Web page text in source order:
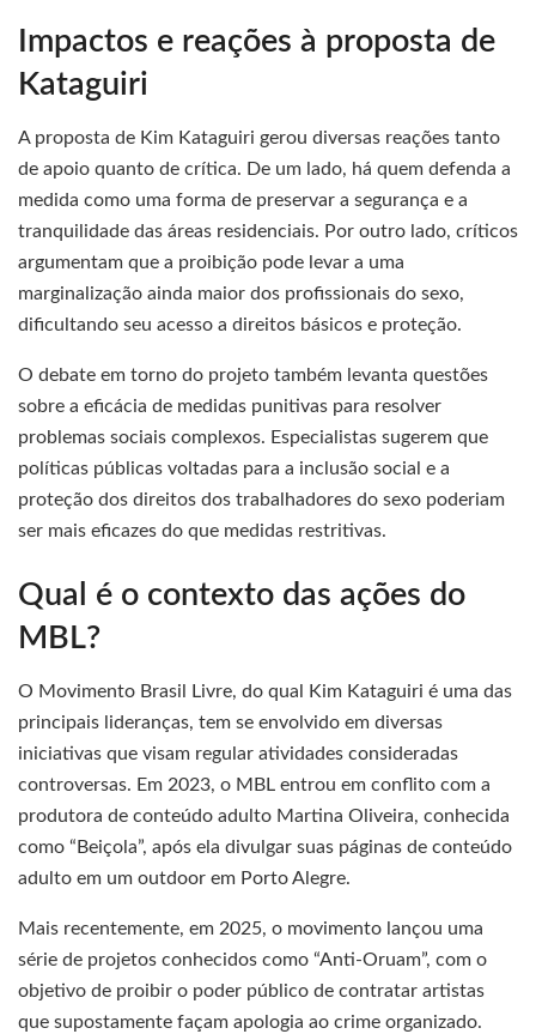
Impactos e reações à proposta de
Kataguiri
A proposta de Kim Kataguiri gerou diversas reações tanto
de apoio quanto de crítica. De um lado, há quem defenda a
medida como uma forma de preservar a segurança e a
tranquilidade das áreas residenciais. Por outro lado, críticos
argumentam que a proibição pode levar a uma
marginalização ainda maior dos profissionais do sexo,
dificultando seu acesso a direitos básicos e proteção.
O debate em torno do projeto também levanta questões
sobre a eficácia de medidas punitivas para resolver
problemas sociais complexos. Especialistas sugerem que
políticas públicas voltadas para a inclusão social e a
proteção dos direitos dos trabalhadores do sexo poderiam
ser mais eficazes do que medidas restritivas.
Qual é o contexto das ações do
MBL?
O Movimento Brasil Livre, do qual Kim Kataguiri é uma das
principais lideranças, tem se envolvido em diversas
iniciativas que visam regular atividades consideradas
controversas. Em 2023, o MBL entrou em conflito com a
produtora de conteúdo adulto Martina Oliveira, conhecida
como “Beiçola”, após ela divulgar suas páginas de conteúdo
adulto em um outdoor em Porto Alegre.
Mais recentemente, em 2025, o movimento lançou uma
série de projetos conhecidos como “Anti-Oruam”, com o
objetivo de proibir o poder público de contratar artistas
que supostamente façam apologia ao crime organizado.